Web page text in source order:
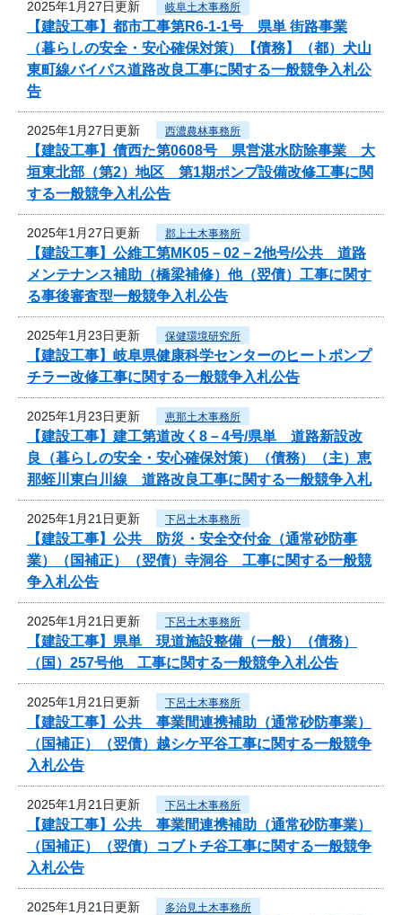
2025年1月27日更新 岐阜土木事務所
【建設工事】都市工事第R6-1-1号 県単 街路事業
（暮らしの安全・安心確保対策）【債務】（都）犬山
東町線バイパス道路改良工事に関する一般競争入札公
告
2025年1月27日更新 西濃農林事務所
【建設工事】債西た第0608号 県営湛水防除事業 大
垣東北部（第2）地区 第1期ポンプ設備改修工事に関
する一般競争入札公告
2025年1月27日更新 郡上土木事務所
【建設工事】公維工第MK05－02－2他号/公共 道路
メンテナンス補助（橋梁補修）他（翌債）工事に関す
る事後審査型一般競争入札公告
2025年1月23日更新 保健環境研究所
【建設工事】岐阜県健康科学センターのヒートポンプ
チラー改修工事に関する一般競争入札公告
2025年1月23日更新 恵那土木事務所
【建設工事】建工第道改く8－4号/県単 道路新設改
良（暮らしの安全・安心確保対策）（債務）（主）恵
那蛭川東白川線 道路改良工事に関する一般競争入札
2025年1月21日更新 下呂土木事務所
【建設工事】公共 防災・安全交付金（通常砂防事
業）（国補正）（翌債）寺洞谷 工事に関する一般競
争入札公告
2025年1月21日更新 下呂土木事務所
【建設工事】県単 現道施設整備（一般）（債務）
（国）257号他 工事に関する一般競争入札公告
2025年1月21日更新 下呂土木事務所
【建設工事】公共 事業間連携補助（通常砂防事業）
（国補正）（翌債）越シケ平谷工事に関する一般競争
入札公告
2025年1月21日更新 下呂土木事務所
【建設工事】公共 事業間連携補助（通常砂防事業）
（国補正）（翌債）コブトチ谷工事に関する一般競争
入札公告
2025年1月21日更新 多治見土木事務所